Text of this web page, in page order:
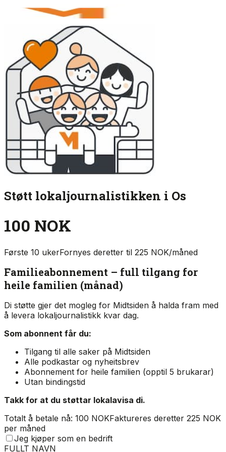
Støtt lokaljournalistikken i Os
100 NOK
Første 10 ukerFornyes deretter til 225 NOK/måned
Familieabonnement – full tilgang for
heile familien (månad)
Di støtte gjer det mogleg for Midtsiden å halda fram med
å levera lokaljournalistikk kvar dag.
Som abonnent får du:
Tilgang til alle saker på Midtsiden
Alle podkastar og nyheitsbrev
Abonnement for heile familien (opptil 5 brukarar)
Utan bindingstid
Takk for at du støttar lokalavisa di.
Totalt å betale nå: 100 NOKFaktureres deretter 225 NOK
per måned
Jeg kjøper som en bedrift
FULLT NAVN